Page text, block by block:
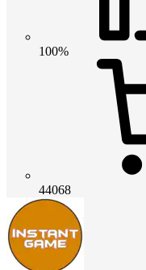
100%
44068